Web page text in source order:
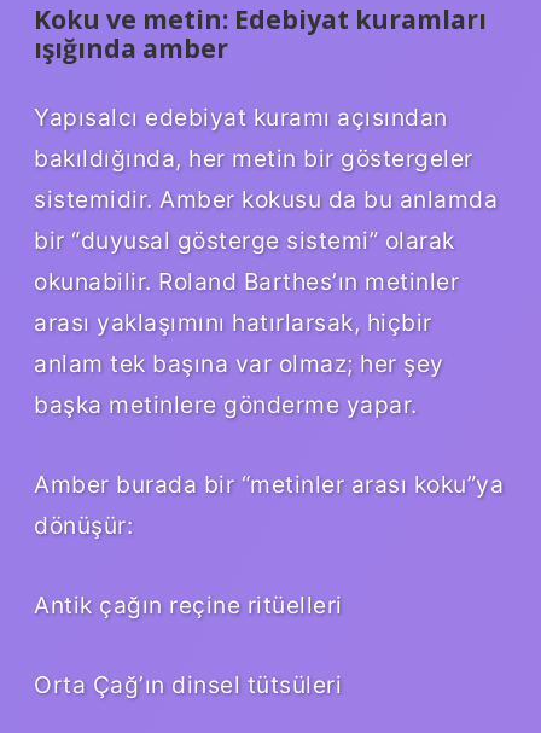
Koku ve metin: Edebiyat kuramları
ışığında amber
Yapısalcı edebiyat kuramı açısından
bakıldığında, her metin bir göstergeler
sistemidir. Amber kokusu da bu anlamda
bir “duyusal gösterge sistemi” olarak
okunabilir. Roland Barthes’ın metinler
arası yaklaşımını hatırlarsak, hiçbir
anlam tek başına var olmaz; her şey
başka metinlere gönderme yapar.
Amber burada bir “metinler arası koku”ya
dönüşür:
Antik çağın reçine ritüelleri
Orta Çağ’ın dinsel tütsüleri